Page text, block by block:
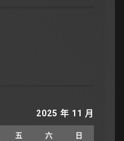
2025 年 11 月
五 六 日